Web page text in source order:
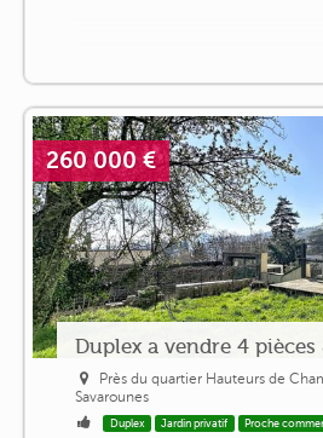
260 000 €
Duplex a vendre 4 pièces
Près du quartier Hauteurs de
Savarounes
Duplex Jardin privatif Proche